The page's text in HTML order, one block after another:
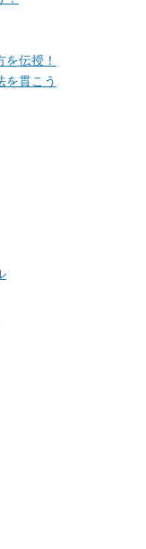
伝授！
を貫こう